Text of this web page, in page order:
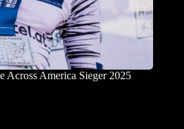
Across America Sieger 2025